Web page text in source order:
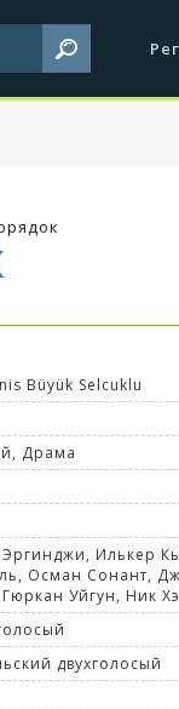
Büyük Selcuklu
, Драма
Илькер
Осман Сонант,
Уйгун, Ник
двухголосый